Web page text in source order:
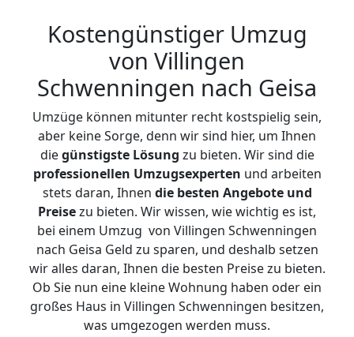
Kostengünstiger Umzug
von Villingen
Schwenningen nach Geisa
Umzüge können mitunter recht kostspielig sein,
aber keine Sorge, denn wir sind hier, um Ihnen
diegünstigste Lösung zu bieten. Wir sind die
professionellen Umzugsexperten und arbeiten
stets daran, Ihnen die besten Angebote und
Preisezu bieten. Wir wissen, wie wichtig es ist,
bei einem Umzug von Villingen Schwenningen
nach Geisa Geld zu sparen, und deshalb setzen
wir alles daran, Ihnen die besten Preise zu bieten.
Ob Sie nun eine kleine Wohnung haben oder ein
großes Haus in Villingen Schwenningen besitzen,
was umgezogen werden muss.